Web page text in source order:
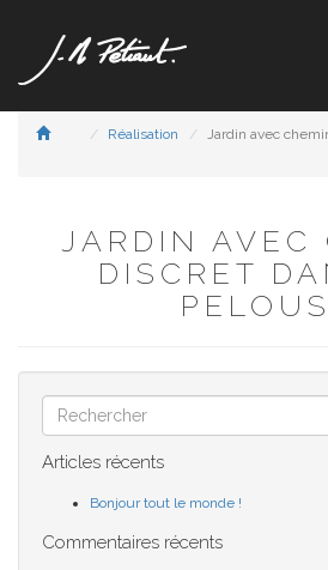
Réalisation Jardin avec
JARDIN AVEC
DISCRET
Articles récents
Bonjour tout le monde !
Commentaires récents